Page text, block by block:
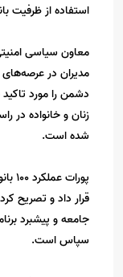
استفاده از ظرفیت
معاون سیاسی
مدیران در
دشمن را مورد
زنان و خانواده در
شده است.
قرار داد و تصریح
جامعه و پیشبرد
سپاس است.